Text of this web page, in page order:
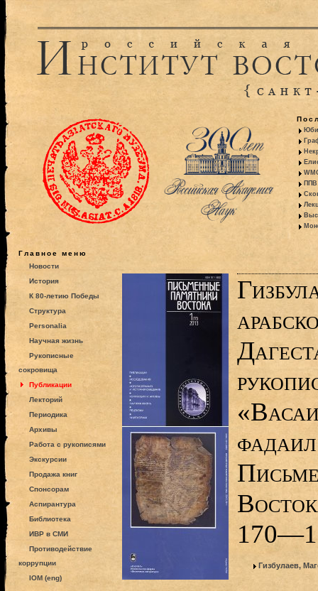
ППВ
Главное меню
Новости
История
К 80-летию Победы
Структура
Personalia
Научная жизнь
Рукописные
сокровища
Публикации
Лекторий
Периодика
Архивы
Работа с рукописями
Экскурсии
Продажа книг
Спонсорам
Аспирантура
Библиотека
ИВР в СМИ
Противодействие
коррупции
IOM (eng)
Гизбулаев,